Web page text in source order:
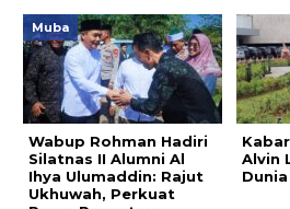
Muba
Wabup Rohman Hadiri
Silatnas II Alumni Al
Ihya Ulumaddin: Rajut
Ukhuwah, Perkuat
Alvin
Dunia